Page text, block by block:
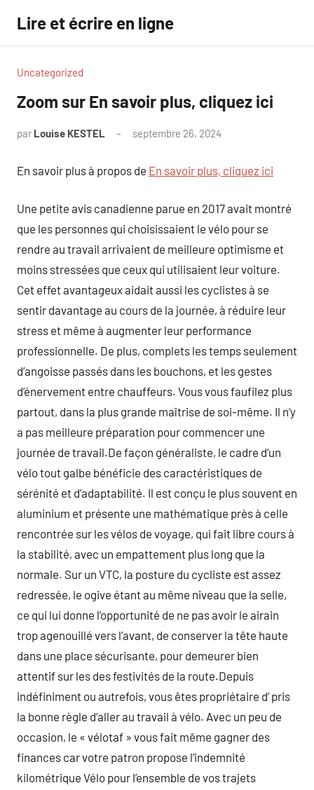
contenu
Lire et écrire en ligne
Uncategorized
Zoom sur En savoir plus, cliquez ici
par Louise KESTEL septembre 26, 2024
En savoir plus à propos de En savoir plus, cliquez ici
Une petite avis canadienne parue en 2017 avait montré
que les personnes qui choisissaient le vélo pour se
rendre au travail arrivaient de meilleure optimisme et
moins stressées que ceux qui utilisaient leur voiture.
Cet effet avantageux aidait aussi les cyclistes à se
sentir davantage au cours de la journée, à réduire leur
stress et même à augmenter leur performance
professionnelle. De plus, complets les temps seulement
d’angoisse passés dans les bouchons, et les gestes
d’énervement entre chauffeurs. Vous vous faufilez plus
partout, dans la plus grande maîtrise de soi-même. Il n’y
a pas meilleure préparation pour commencer une
journée de travail.De façon généraliste, le cadre d’un
vélo tout galbe bénéficie des caractéristiques de
sérénité et d’adaptabilité. Il est conçu le plus souvent en
aluminium et présente une mathématique près à celle
rencontrée sur les vélos de voyage, qui fait libre cours à
la stabilité, avec un empattement plus long que la
normale. Sur un VTC, la posture du cycliste est assez
redressée, le ogive étant au même niveau que la selle,
ce qui lui donne l’opportunité de ne pas avoir le airain
trop agenouillé vers l’avant, de conserver la tête haute
dans une place sécurisante, pour demeurer bien
attentif sur les des festivités de la route.Depuis
indéfiniment ou autrefois, vous êtes propriétaire d’ pris
la bonne règle d’aller au travail à vélo. Avec un peu de
occasion, le « vélotaf » vous fait même gagner des
finances car votre patron propose l’indemnité
kilométrique Vélo pour l’ensemble de vos trajets